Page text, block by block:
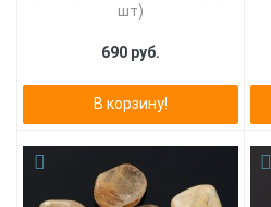
шт)
690 руб.
В корзину!